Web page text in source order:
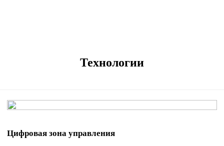
Технологии
Цифровая зона управления